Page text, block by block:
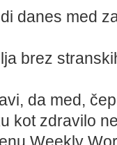
danes med
brez
da med,
kot zdravilo